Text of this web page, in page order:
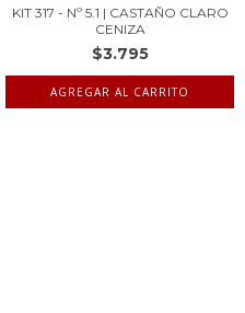
KIT 317 - Nº 5.1 | CASTAÑO CLARO
CENIZA
$3.795